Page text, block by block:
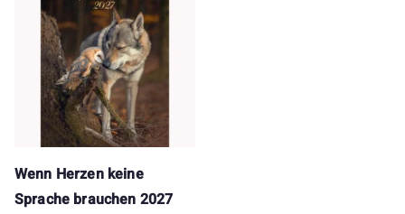
Wenn Herzen keine
Sprache brauchen 2027